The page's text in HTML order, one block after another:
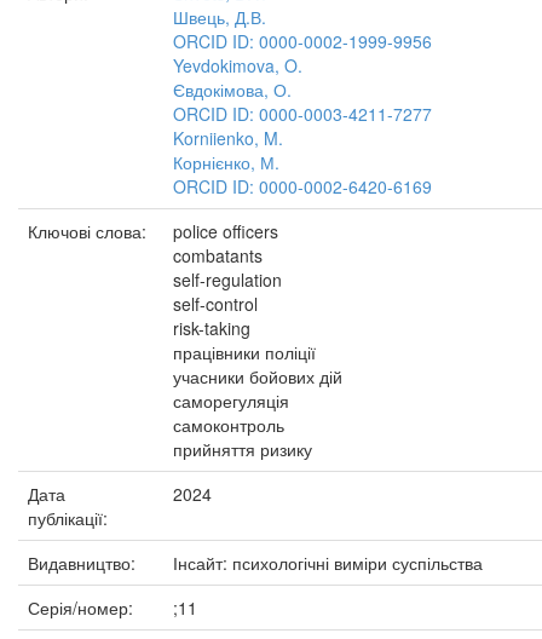
Швець, Д.В.
ORCID ID: 0000-0002-1999-9956
Yevdokimova, O.
Євдокімова, О.
ORCID ID: 0000-0003-4211-7277
Korniienko, M.
Корнієнко, М.
ORCID ID: 0000-0002-6420-6169
Ключові слова:
police officers
combatants
self-regulation
self-control
risk-taking
працівники поліції
учасники бойових дій
саморегуляція
самоконтроль
прийняття ризику
Дата
публікації:
2024
Видавництво:
Інсайт: психологічні виміри суспільства
Серія/номер:
;11